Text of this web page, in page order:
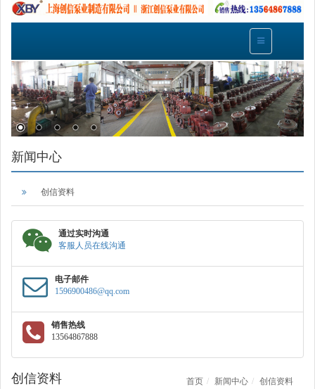
新闻中心
创信资料
通过实时沟通
客服人员在线沟通
电子邮件
1596900486@qq.com
销售热线
13564867888
创信资料 首页 新闻中心 创信资料